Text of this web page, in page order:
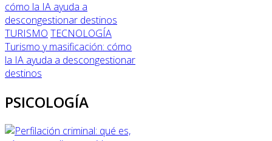
TURISMO TECNOLOGÍA
Turismo y masificación: cómo
la IA ayuda a descongestionar
destinos
PSICOLOGÍA